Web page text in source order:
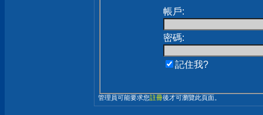
帳戶:
密碼:
記住我?
管理員可能要求您註冊後才可瀏覽此頁面。